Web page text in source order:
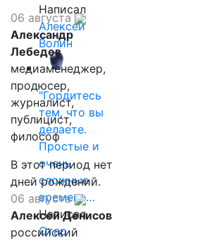
Написал
Алексей
Волин
"Гордитесь
тем, что вы
делаете.
Простые и
очень
сложные
времена…
Написал
Отар
06 августа
Александр
Лебедев
медиаменеджер,
продюсер,
журналист,
публицист,
философ
В этот период нет
дней рождений.
06 августа
Алексей Денисов
российский